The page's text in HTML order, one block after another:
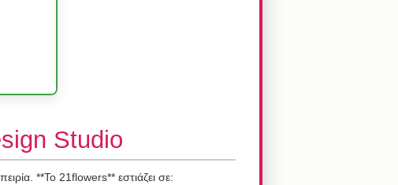
Studio
**Το 21flowers** εστιάζει σε: